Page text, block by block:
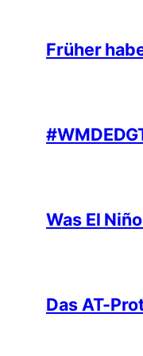
Früher
Was El
Das AT-